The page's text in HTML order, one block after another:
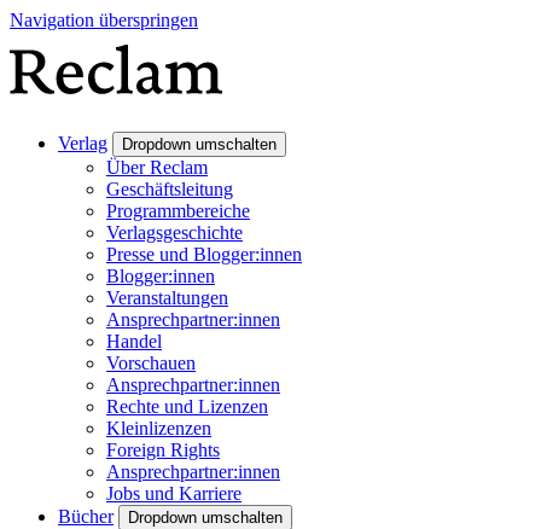
Navigation überspringen
Verlag Dropdown umschalten
Über Reclam
Geschäftsleitung
Programmbereiche
Verlagsgeschichte
Presse und Blogger:innen
Blogger:innen
Veranstaltungen
Ansprechpartner:innen
Handel
Vorschauen
Ansprechpartner:innen
Rechte und Lizenzen
Kleinlizenzen
Foreign Rights
Ansprechpartner:innen
Jobs und Karriere
Bücher
Dropdown umschalten